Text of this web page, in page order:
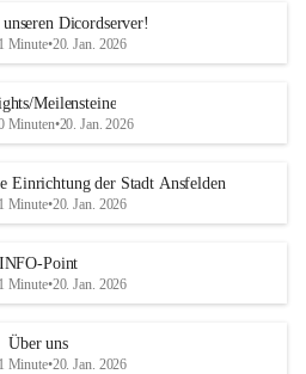
Dicordserver!
Minute•20. Jan. 2026
Meilensteine
Minuten•20. Jan. 2026
Einrichtung der Stadt Ansfelden
Minute•20. Jan. 2026
INFO-Point
Minute•20. Jan. 2026
Über uns
Minute•20. Jan. 2026